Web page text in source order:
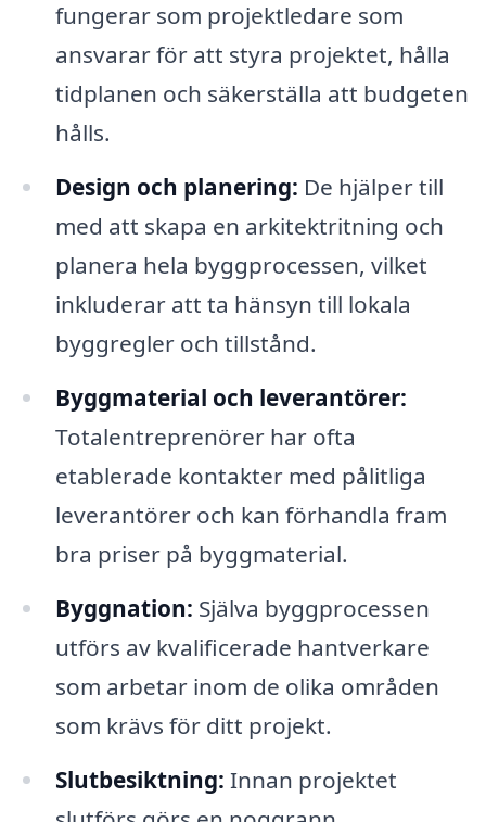
fungerar som projektledare som
ansvarar för att styra projektet, hålla
tidplanen och säkerställa att budgeten
hålls.
Design och planering: De hjälper till
med att skapa en arkitektritning och
planera hela byggprocessen, vilket
inkluderar att ta hänsyn till lokala
byggregler och tillstånd.
Byggmaterial och leverantörer:
Totalentreprenörer har ofta
etablerade kontakter med pålitliga
leverantörer och kan förhandla fram
bra priser på byggmaterial.
Byggnation: Själva byggprocessen
utförs av kvalificerade hantverkare
som arbetar inom de olika områden
som krävs för ditt projekt.
Slutbesiktning: Innan projektet